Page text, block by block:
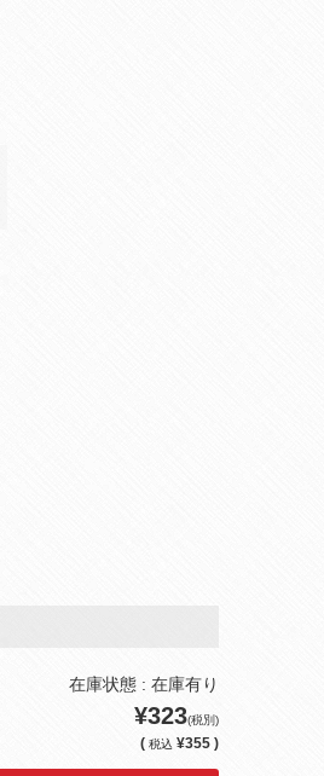
在庫状態 : 在庫有り
¥323(税別)
( 税込 ¥355 )